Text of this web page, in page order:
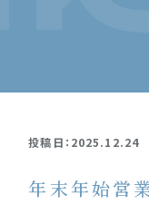
投稿日：2025.12.24
年末年始営